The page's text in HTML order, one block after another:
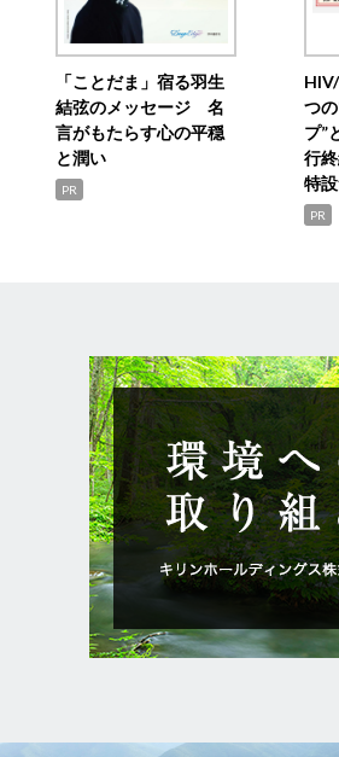
「ことだま」宿る羽生
結弦のメッセージ 名
言がもたらす心の平穏
と潤い
PR
つ
プ”
行
特
PR